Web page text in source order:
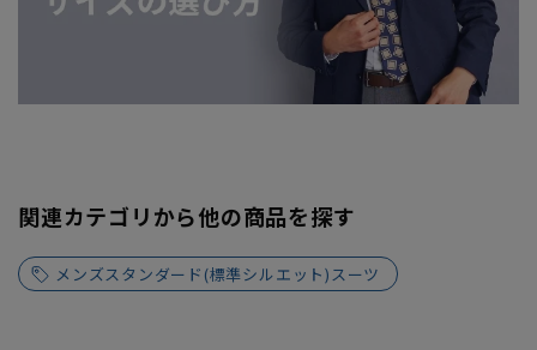
関連カテゴリから他の商品を探す
メンズスタンダード(標準シルエット)スーツ